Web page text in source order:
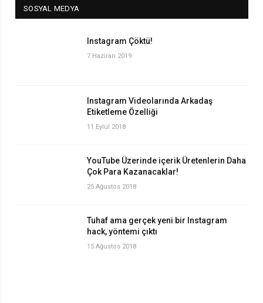
SOSYAL MEDYA
Instagram Çöktü!
7 Haziran 2019
Instagram Videolarında Arkadaş
Etiketleme Özelliği
11 Eylül 2018
YouTube Üzerinde içerik Üretenlerin Daha
Çok Para Kazanacaklar!
25 Ağustos 2018
Tuhaf ama gerçek yeni bir Instagram
hack, yöntemi çıktı
15 Ağustos 2018